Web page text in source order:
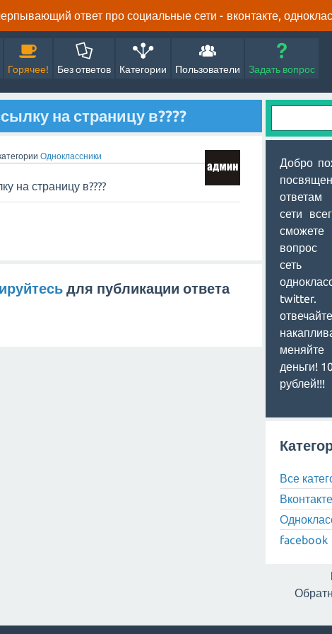
ответ про социальные сети - вконтакте,
Горячее! Без ответов Категории Пользователи Задать вопрос
на страницу в????
Одноклассники
на страницу в????
для публикации ответа
Добро
сети
вопрос
сеть
twitter.
деньги!
рублей!!!
Все
Вконтакте
facebook